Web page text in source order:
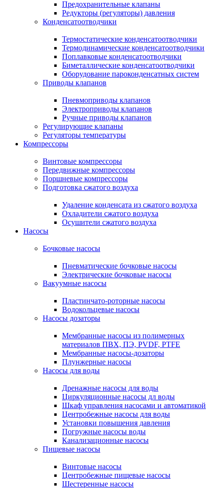
Предохранительные клапаны
Редукторы (регуляторы) давления
Конденсатоотводчики
Термостатические конденсатоотводчики
Термодинамические конденсатоотводчики
Поплавковые конденсатоотводчики
Биметаллические конденсатоотводчики
Оборудование пароконденсатных систем
Приводы клапанов
Пневмоприводы клапанов
Электроприводы клапанов
Ручные приводы клапанов
Регулирующие клапаны
Регуляторы температуры
Компрессоры
Винтовые компрессоры
Передвижные компрессоры
Поршневые компрессоры
Подготовка сжатого воздуха
Удаление конденсата из сжатого воздуха
Охладители сжатого воздуха
Осушители сжатого воздуха
Насосы
Бочковые насосы
Пневматические бочковые насосы
Электрические бочковые насосы
Вакуумные насосы
Пластинчато-роторные насосы
Водокольцевые насосы
Насосы дозаторы
Мембранные насосы из полимерных
материалов ПВХ, ПЭ, PVDF, PTFE
Мембранные насосы-дозаторы
Плунжерные насосы
Насосы для воды
Дренажные насосы для воды
Циркуляционные насосы дл воды
Шкаф управления насосами и автоматикой
Центробежные насосы для воды
Установки повышения давления
Погружные насосы воды
Канализационные насосы
Пищевые насосы
Винтовые насосы
Центробежные пищевые насосы
Шестеренные насосы